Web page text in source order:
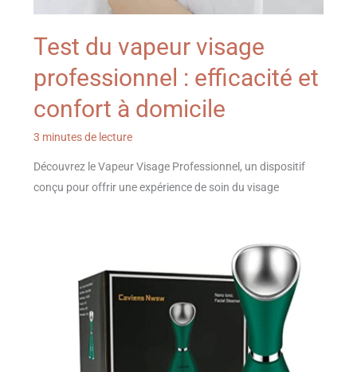
Test du vapeur visage
professionnel : efficacité et
confort à domicile
3 minutes de lecture
Découvrez le Vapeur Visage Professionnel, un dispositif
conçu pour offrir une expérience de soin du visage